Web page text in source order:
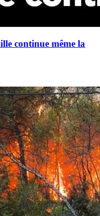
continue même la